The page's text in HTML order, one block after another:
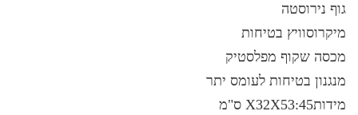
גוף נירוסטה
מיקרוסוויץ בטיחות
מכסה שקוף מפלסטיק
מנגנון בטיחות לעומס יתר
מידות45:X32X53 ס"מ